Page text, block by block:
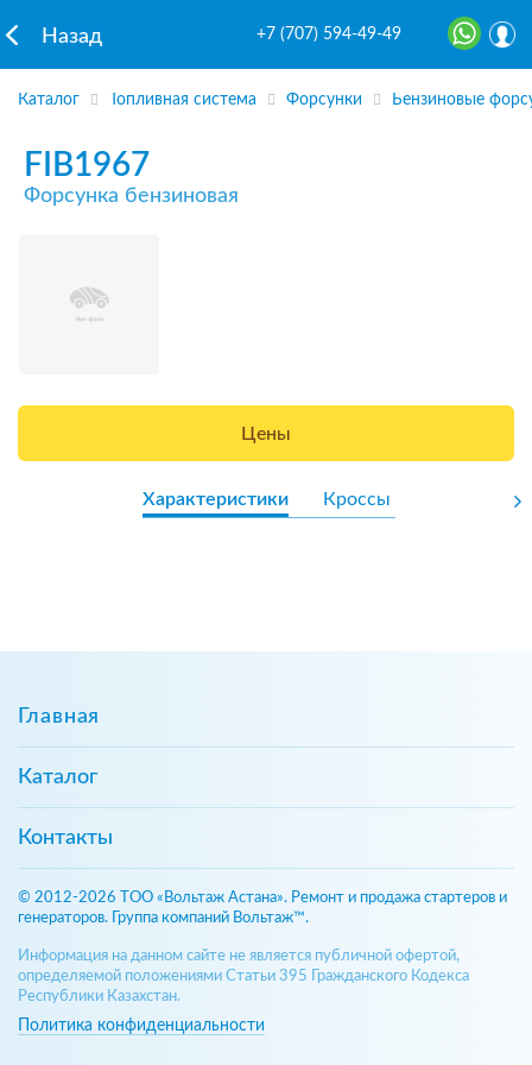
Назад +7 (707) 594-49-49
Каталог Топливная система Форсунки Бензиновые
FIB1967
Форсунка бензиновая
Цены
Характеристики Кроссы
Главная
Каталог
Контакты
© 2012-2026 ТОО «Вольтаж Астана». Ремонт и продажа стартеров и
генераторов. Группа компаний Вольтаж™.
Информация на данном сайте не является публичной офертой,
определяемой положениями Статьи 395 Гражданского Кодекса
Республики Казахстан.
Политика конфиденциальности